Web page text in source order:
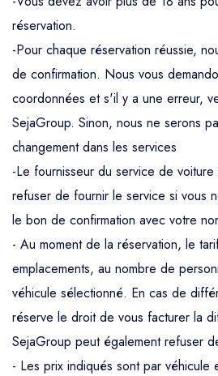
réservation.
-Pour chaque réservation réussie,
de confirmation. Nous vous
coordonnées et s'il y a une erreur,
SejaGroup. Sinon, nous ne serons
changement dans les services
-Le fournisseur du service de
refuser de fournir le service si vous
le bon de confirmation avec votre
- Au moment de la réservation, le
emplacements, au nombre de
véhicule sélectionné. En cas de
réserve le droit de vous facturer la
SejaGroup peut également refuser
- Les prix indiqués sont par véhicule